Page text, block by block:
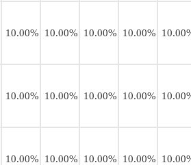
10.00% 10.00% 10.00% 10.00%
10.00% 10.00% 10.00% 10.00%
10.00% 10.00% 10.00% 10.00%